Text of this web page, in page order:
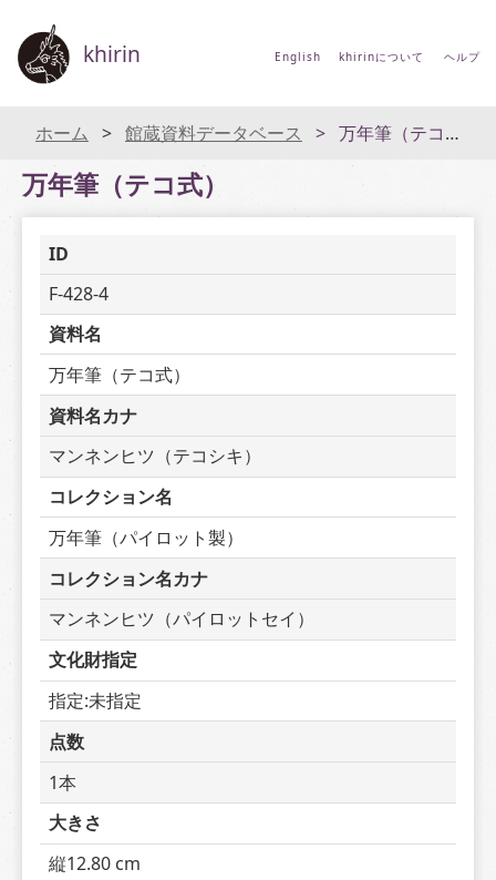
khirin English khirinについて ヘルプ
ホーム 館蔵資料データベース 万年筆（テコ式）
万年筆（テコ式）
ID
F-428-4
資料名
万年筆（テコ式）
資料名カナ
マンネンヒツ（テコシキ）
コレクション名
万年筆（パイロット製）
コレクション名カナ
マンネンヒツ（パイロットセイ）
文化財指定
指定:未指定
点数
1本
大きさ
縦12.80 cm